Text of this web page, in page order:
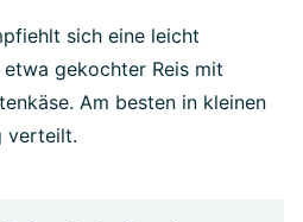
sich eine leicht
gekochter Reis mit
Am besten in kleinen
verteilt.